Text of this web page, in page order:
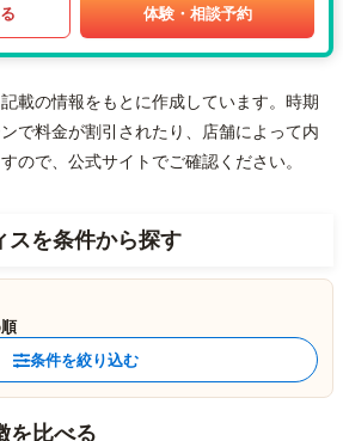
体験・相談予約
載の情報をもとに作成しています。時期
で料金が割引されたり、店舗によって内
ので、公式サイトでご確認ください。
スを条件から探す
条件を絞り込む
を比べる